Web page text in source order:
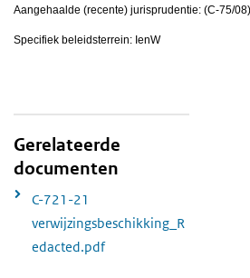
Aangehaalde (recente) jurisprudentie: (C-75/
Specifiek beleidsterrein: IenW
Gerelateerde
documenten
C-721-21
verwijzingsbeschikking_R
edacted.pdf